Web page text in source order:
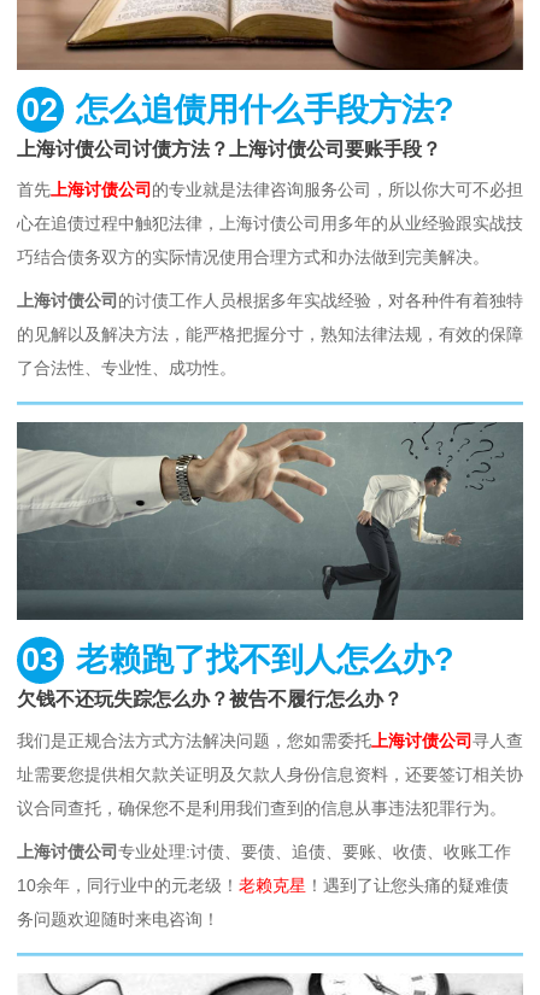
02 怎么追债用什么手段方法?
上海讨债公司讨债方法？上海讨债公司要账手段？
首先 上海讨债公司 的专业就是法律咨询服务公司，所以你大可不必担
心在追债过程中触犯法律，上海讨债公司用多年的从业经验跟实战技
巧结合债务双方的实际情况使用合理方式和办法做到完美解决。
上海讨债公司 的讨债工作人员根据多年实战经验，对各种件有着独特
的见解以及解决方法，能严格把握分寸，熟知法律法规，有效的保障
了合法性、专业性、成功性。
03 老赖跑了找不到人怎么办?
欠钱不还玩失踪怎么办？被告不履行怎么办？
我们是正规合法方式方法解决问题，您如需委托 上海讨债公司寻人查
址需要您提供相欠款关证明及欠款人身份信息资料，还要签订相关协
议合同查托，确保您不是利用我们查到的信息从事违法犯罪行为。
上海讨债公司专业处理:讨债、要债、追债、要账、收债、收账工作
10余年，同行业中的元老级！ 老赖克星 ！遇到了让您头痛的疑难债
务问题欢迎随时来电咨询！